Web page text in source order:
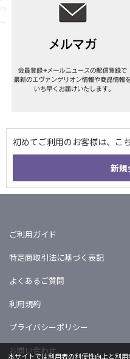
ご利用ガイド
特定商取引法に基づく表記
よくあるご質問
利用規約
プライバシーポリシー
お問い合わせ
本サイトでは利用者の利便性向上と利